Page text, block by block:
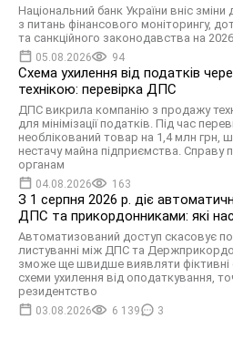
Національний банк України вніс
з питань фінансового моніторингу,
та санкційного законодавства на
05.08.2026 94
Схема ухилення від податків
технікою: перевірка ДПС
ДПС викрила компанію з продажу
для мінімізації податків. Під час
необлікований товар на 1,4 млн грн,
нестачу майна підприємства.
органам
04.08.2026 163
З 1 серпня 2026 р. діє
ДПС та прикордонниками: які
Автоматизований доступ скасовує
листуванні між ДПС та
зможе ще швидше виявляти фіктивні
схеми ухилення від оподаткування,
резидентство
03.08.2026 6 139 3